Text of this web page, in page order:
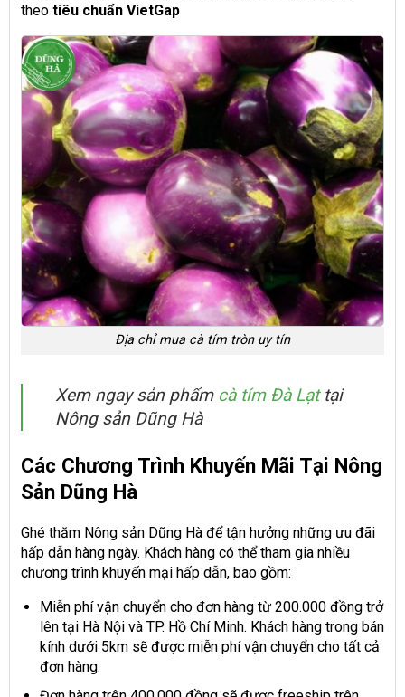
theo tiêu chuẩn VietGap
Địa chỉ mua cà tím tròn uy tín
Xem ngay sản phẩm cà tím Đà Lạttại
Nông sản Dũng Hà
Các Chương Trình Khuyến Mãi Tại Nông
Sản Dũng Hà
Ghé thăm Nông sản Dũng Hà để tận hưởng những ưu đãi
hấp dẫn hàng ngày. Khách hàng có thể tham gia nhiều
chương trình khuyến mại hấp dẫn, bao gồm:
Miễn phí vận chuyển cho đơn hàng từ 200.000 đồng trở
lên tại Hà Nội và TP. Hồ Chí Minh. Khách hàng trong bán
kính dưới 5km sẽ được miễn phí vận chuyển cho tất cả
đơn hàng.